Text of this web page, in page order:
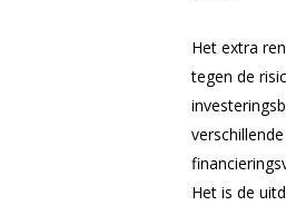
Het extra
tegen de
Het is de